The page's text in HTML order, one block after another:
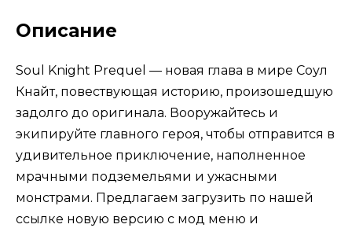
Описание
Soul Knight Prequel — новая глава в мире Соул
Кнайт, повествующая историю, произошедшую
задолго до оригинала. Вооружайтесь и
экипируйте главного героя, чтобы отправится в
удивительное приключение, наполненное
мрачными подземельями и ужасными
монстрами. Предлагаем загрузить по нашей
ссылке новую версию с мод меню и